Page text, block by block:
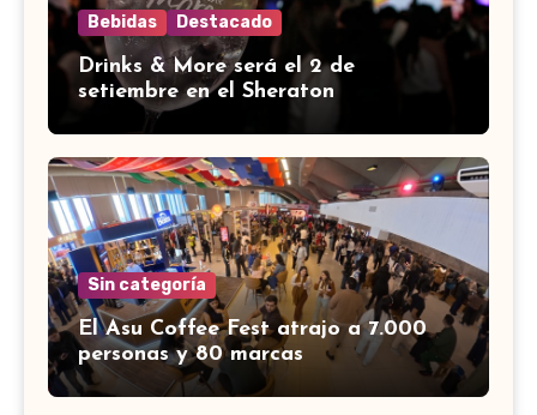
Bebidas Destacado
Drinks & More será el 2 de
setiembre en el Sheraton
Sin categoría
El Asu Coffee Fest atrajo a 7.000
personas y 80 marcas